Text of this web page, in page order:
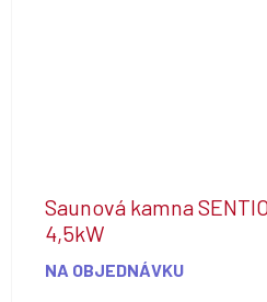
Saunová kamna
4,5kW
NA OBJEDNÁVKU